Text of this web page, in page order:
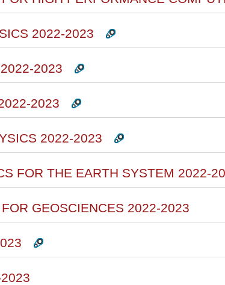
2022-2023
2023
2023
2022-2023
FOR THE EARTH SYSTEM 2022-
GEOSCIENCES 2022-2023